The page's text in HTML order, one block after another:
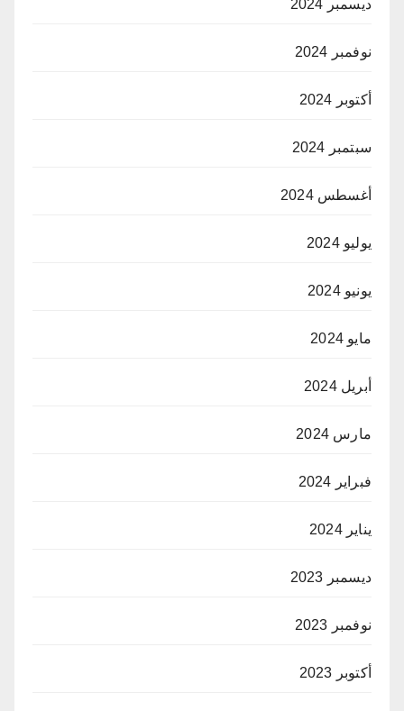
ديسمبر 2024
نوفمبر 2024
أكتوبر 2024
سبتمبر 2024
أغسطس 2024
يوليو 2024
يونيو 2024
مايو 2024
أبريل 2024
مارس 2024
فبراير 2024
يناير 2024
ديسمبر 2023
نوفمبر 2023
أكتوبر 2023